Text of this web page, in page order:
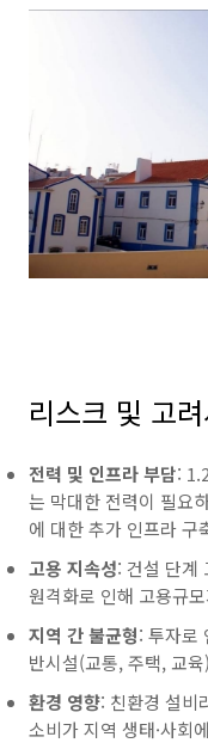
리스크 및 고
전력 및 인프라 부담:
는 막대한 전력이 필요
에 대한 추가 인프라 구
고용 지속성: 건설 단계
원격화로 인해 고용규
지역 간 불균형: 투자로
반시설(교통, 주택, 교
환경 영향: 친환경 설비
소비가 지역 생태·사회